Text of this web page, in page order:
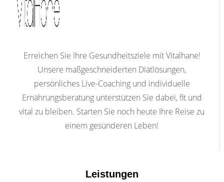
Erreichen Sie Ihre Gesundheitsziele mit Vitalhane!
Unsere maßgeschneiderten Diätlösungen,
persönliches Live-Coaching und individuelle
Ernährungsberatung unterstützen Sie dabei, fit und
vital zu bleiben. Starten Sie noch heute Ihre Reise zu
einem gesünderen Leben!
Leistungen